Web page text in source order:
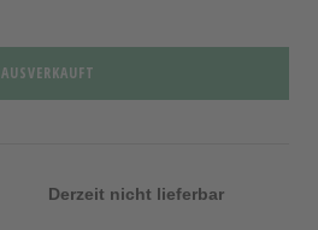
AUSVERKAUFT
Derzeit nicht lieferbar